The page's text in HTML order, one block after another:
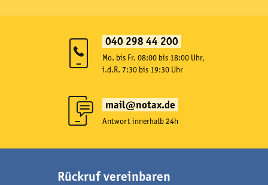
040 298 44 200
Mo. bis Fr. 08:00 bis 18:00 Uhr,
i.d.R. 7:30 bis 19:30 Uhr
mail@notax.de
Antwort innerhalb 24h
Rückruf vereinbaren